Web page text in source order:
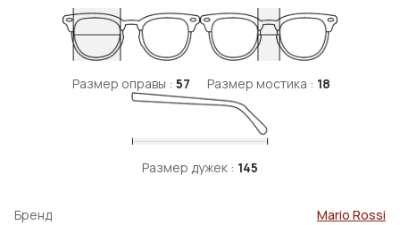
Размер оправы : 57 Размер мостика : 18
Размер дужек : 145
Бренд Mario Rossi